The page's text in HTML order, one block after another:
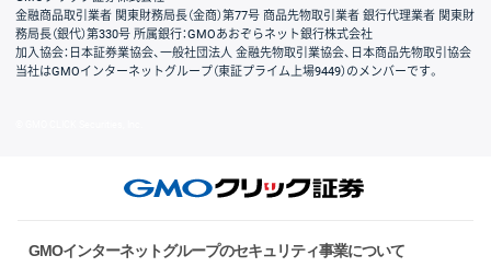
金融商品取引業者 関東財務局長（金商）第77号 商品先物取引業者 銀行代理業者 関東財
務局長（銀代）第330号 所属銀行：GMOあおぞらネット銀行株式会社
加入協会：日本証券業協会、一般社団法人 金融先物取引業協会、日本商品先物取引協会
当社はGMOインターネットグループ（東証プライム上場9449）のメンバーです。
GMOインターネットグループのセキュリティ事業について